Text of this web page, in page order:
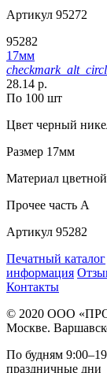
Артикул 95272
95282
17мм
28.14 р.
По 100 шт
Цвет черный
Размер 17мм
Материал
Прочее часть A
Артикул 95282
Печатный каталог
информация
Контакты
© 2020 ООО
Москве.
По будням
праздничные дни